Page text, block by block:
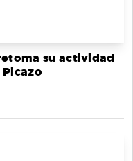
su actividad
Picazo